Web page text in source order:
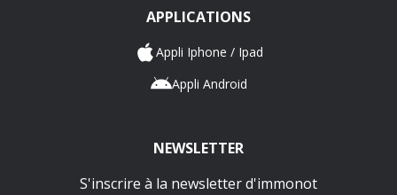
APPLICATIONS
Appli Iphone / Ipad
Appli Android
NEWSLETTER
S'inscrire à la newsletter d'immonot